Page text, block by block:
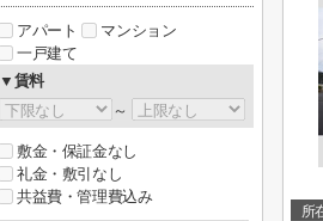
所
アパート
マンション
一戸建て
▼賃料
～
敷金・保証金なし
礼金・敷引なし
共益費・管理費込み